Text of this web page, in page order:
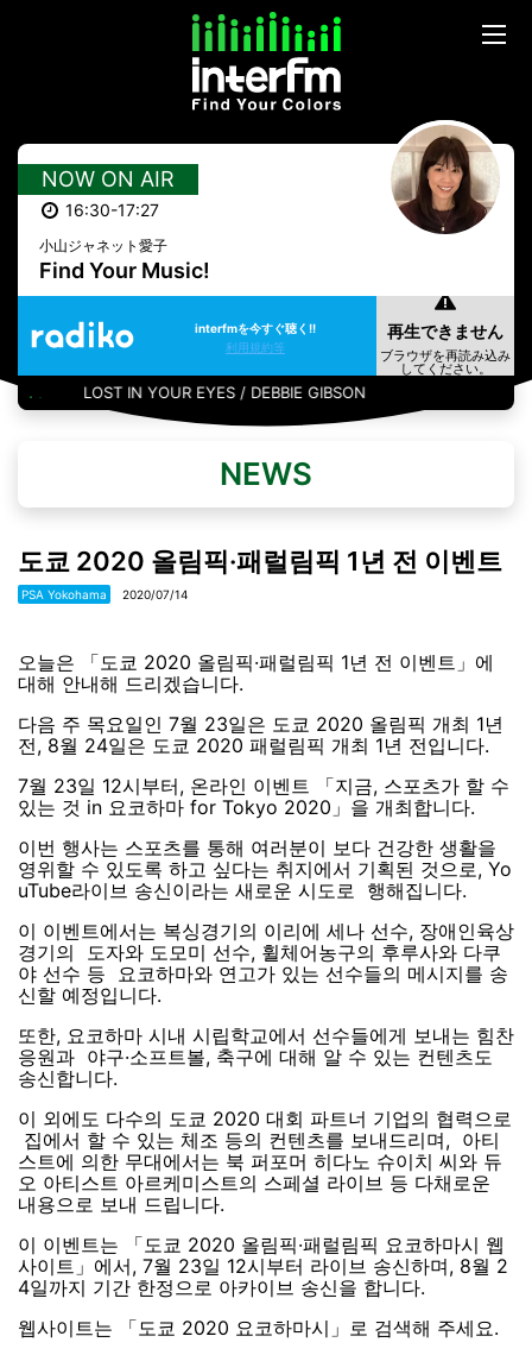
NOW ON AIR
16:30-17:27
小山ジャネット愛子
Find Your Music!
interfmを今すぐ聴く!!
利用規約等
LOST IN YOUR EYES / DEBBIE GIBSON
NEWS
도쿄 2020 올림픽·패럴림픽 1년 전 이벤트
PSA Yokohama 2020/07/14
오늘은 「도쿄 2020 올림픽·패럴림픽 1년 전 이벤트」에
대해 안내해 드리겠습니다.
다음 주 목요일인 7월 23일은 도쿄 2020 올림픽 개최 1년
전, 8월 24일은 도쿄 2020 패럴림픽 개최 1년 전입니다.
7월 23일 12시부터, 온라인 이벤트 「지금, 스포츠가 할 수
있는 것 in 요코하마 for Tokyo 2020」을 개최합니다.
이번 행사는 스포츠를 통해 여러분이 보다 건강한 생활을
영위할 수 있도록 하고 싶다는 취지에서 기획된 것으로, Yo
uTube라이브 송신이라는 새로운 시도로 행해집니다.
이 이벤트에서는 복싱경기의 이리에 세나 선수, 장애인육상
경기의 도자와 도모미 선수, 휠체어농구의 후루사와 다쿠
야 선수 등 요코하마와 연고가 있는 선수들의 메시지를 송
신할 예정입니다.
또한, 요코하마 시내 시립학교에서 선수들에게 보내는 힘찬
응원과 야구·소프트볼, 축구에 대해 알 수 있는 컨텐츠도
송신합니다.
이 외에도 다수의 도쿄 2020 대회 파트너 기업의 협력으로
집에서 할 수 있는 체조 등의 컨텐츠를 보내드리며, 아티
스트에 의한 무대에서는 북 퍼포머 히다노 슈이치 씨와 듀
오 아티스트 아르케미스트의 스페셜 라이브 등 다채로운
내용으로 보내 드립니다.
이 이벤트는 「도쿄 2020 올림픽·패럴림픽 요코하마시 웹
사이트」에서, 7월 23일 12시부터 라이브 송신하며, 8월 2
4일까지 기간 한정으로 아카이브 송신을 합니다.
웹사이트는 「도쿄 2020 요코하마시」로 검색해 주세요.